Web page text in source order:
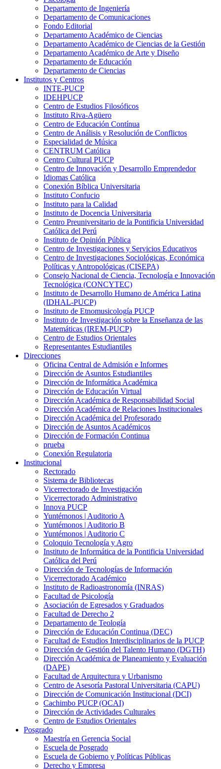
Departamento de Ingeniería
Departamento de Comunicaciones
Fondo Editorial
Departamento Académico de Ciencias
Departamento Académico de Ciencias de la Gestión
Departamento Académico de Arte y Diseño
Departamento de Educación
Departamento de Ciencias
Institutos y Centros
INTE-PUCP
IDEHPUCP
Centro de Estudios Filosóficos
Instituto Riva-Agüero
Centro de Educación Contínua
Centro de Análisis y Resolución de Conflictos
Especialidad de Música
CENTRUM Católica
Centro Cultural PUCP
Centro de Innovación y Desarrollo Emprendedor
Idiomas Católica
Conexión Bíblica Universitaria
Instituto Confucio
Instituto para la Calidad
Instituto de Docencia Universitaria
Centro Preuniversitario de la Pontificia Universidad
Católica del Perú
Instituto de Opinión Pública
Centro de Investigaciones y Servicios Educativos
Centro de Investigaciones Sociológicas, Económica
Políticas y Antropológicas (CISEPA)
Consejo Nacional de Ciencia, Tecnología e Innovación
Tecnológica (CONCYTEC)
Instituto de Desarrollo Humano de América Latina
(IDHAL-PUCP)
Instituto de Etnomusicología PUCP
Instituto de Investigación sobre la Enseñanza de las
Matemáticas (IREM-PUCP)
Centro de Estudios Orientales
Representantes Estudiantiles
Direcciones
Oficina Central de Admisión e Informes
Dirección de Asuntos Estudiantiles
Dirección de Informática Académica
Dirección de Educación Virtual
Dirección Académica de Responsabilidad Social
Dirección Académica de Relaciones Institucionales
Dirección Académica del Profesorado
Dirección de Asuntos Académicos
Dirección de Formación Continua
prueba
Conexión Regulatoria
Institucional
Rectorado
Sistema de Bibliotecas
Vicerrectorado de Investigación
Vicerrectorado Administrativo
Innova PUCP
Yuntémonos | Auditorio A
Yuntémonos | Auditorio B
Yuntémonos | Auditorio C
Coloquio Tecnología y Agro
Instituto de Informática de la Pontificia Universidad
Católica del Perú
Dirección de Tecnologías de Información
Vicerrectorado Académico
Instituto de Radioastronomía (INRAS)
Facultad de Psicología
Asociación de Egresados y Graduados
Facultad de Derecho 2
Departamento de Teología
Dirección de Educación Continua (DEC)
Facultad de Estudios Interdisciplinarios de la PUCP
Dirección de Gestión del Talento Humano (DGTH)
Dirección Académica de Planeamiento y Evaluación
(DAPE)
Facultad de Arquitectura y Urbanismo
Centro de Asesoría Pastoral Universitaria (CAPU)
Dirección de Comunicación Institucional (DCI)
Cachimbo PUCP (OCAI)
Dirección de Actividades Culturales
Centro de Estudios Orientales
Posgrado
Maestría en Gerencia Social
Escuela de Posgrado
Escuela de Gobierno y Políticas Públicas
Derecho y Empresa